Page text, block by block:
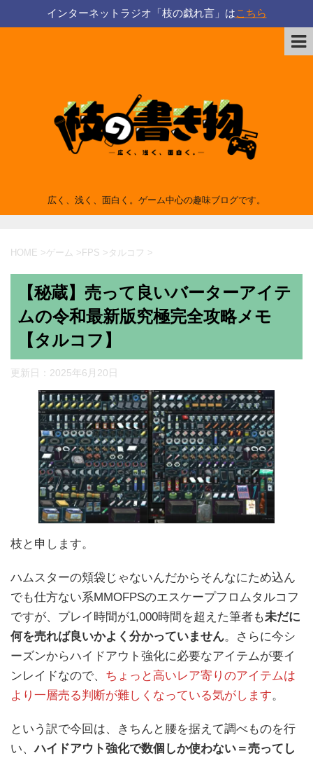
インターネットラジオ「枝の戯れ言」はこちら
広く、浅く、面白く。ゲーム中心の趣味ブログです。
HOME >ゲーム > FPS > タルコフ >
【秘蔵】売って良いバーターアイテ
ムの令和最新版究極完全攻略メモ
【タルコフ】
更新日： 2025年6月20日
枝と申します。
ハムスターの頬袋じゃないんだからそんなにため込ん
でも仕方ない系MMOFPSのエスケープフロムタルコフ
ですが、プレイ時間が1,000時間を超えた筆者も未だに
何を売れば良いかよく分かっていません。さらに今シ
ーズンからハイドアウト強化に必要なアイテムが要イ
ンレイドなので、 ちょっと高いレア寄りのアイテムは
より一層売る判断が難しくなっている気がします。
という訳で今回は、きちんと腰を据えて調べものを行
い、ハイドアウト強化で数個しか使わない＝売ってし